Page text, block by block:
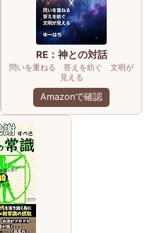
RE：神との対話
問いを重ねる 答えを紡ぐ 文明が
見える
Amazonで確認